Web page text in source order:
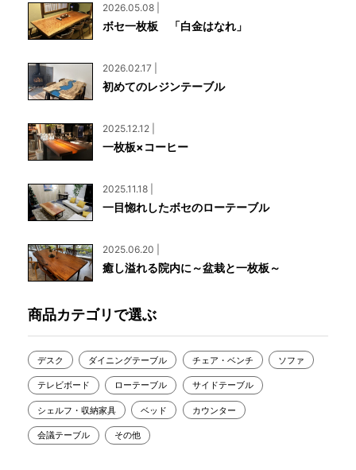
2026.05.08 |
ボセ一枚板 「白金はなれ」
2026.02.17 |
初めてのレジンテーブル
2025.12.12 |
一枚板×コーヒー
2025.11.18 |
一目惚れしたボセのローテーブル
2025.06.20 |
癒し溢れる院内に～盆栽と一枚板～
商品カテゴリで選ぶ
デスク ダイニングテーブル チェア・ベンチ ソファ
テレビボード ローテーブル サイドテーブル
シェルフ・収納家具 ベッド カウンター
会議テーブル その他